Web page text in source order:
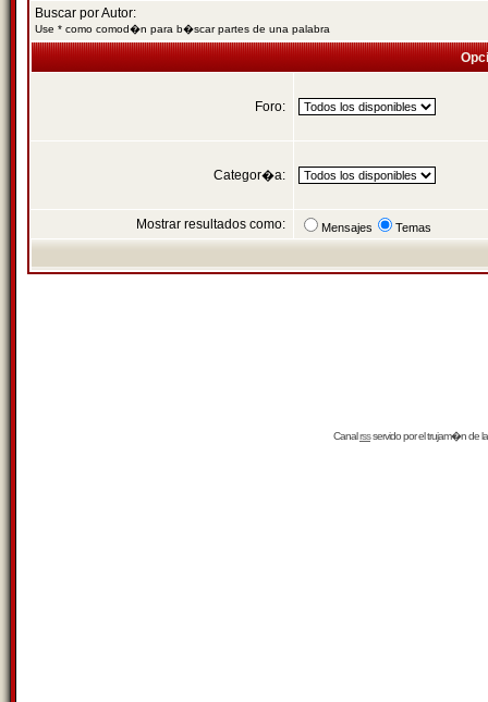
Buscar por Autor:
Use * como comod�n para b�scar partes de una palabra
Foro:
Categor�a:
Mostrar resultados como: Mensajes Temas
Canalrssservido por eltrujam�nde